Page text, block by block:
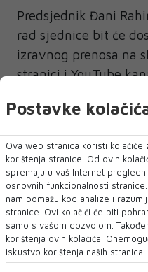
Predsjednik Đani
rad sjednice bit će
izravnog prenosa na
stranici i YouTube
Za predstavnike
zasjedanja.
započinje od 14 sati,
odgovarati
predsjednik Vijeća
S. Ž.
Postavke
Ova web stranica koristi
korištenja stranice. Od ovih
spremaju u vaš Internet
osnovnih funkcionalnosti
nam pomažu kod analize i
stranice. Ovi kolačići će biti
samo s vašom dozvolom.
korištenja ovih kolačića.
iskustvo korištenja naših stranica.